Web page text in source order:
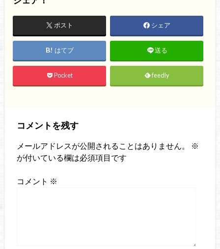
ポスト シェア
はてブ 送る
Pocket feedly
コメントを残す
メールアドレスが公開されることはありません。
※
が付いている欄は必須項目です
コメント ※